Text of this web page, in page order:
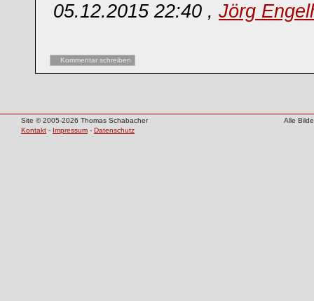
05.12.2015 22:40 , Jörg
Kommentar schreiben
Site © 2005-2026 Thomas Schabacher
Alle
Kontakt - Impressum - Datenschutz